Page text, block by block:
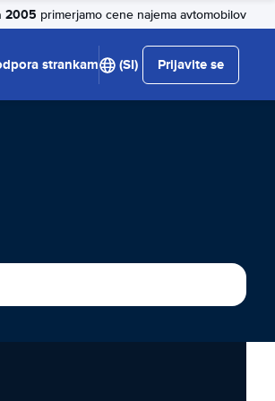
2005 primerjamo cene najema avtomobilov
strankam (SI) Prijavite se